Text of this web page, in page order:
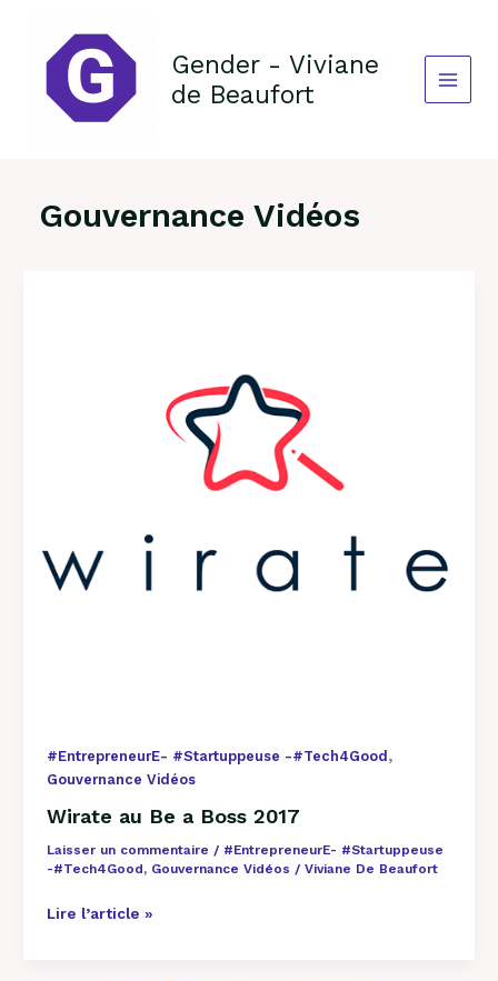
contenu
Gender - Viviane
de Beaufort
Gouvernance Vidéos
#EntrepreneurE- #Startuppeuse -#Tech4Good ,
Gouvernance Vidéos
Wirate au Be a Boss 2017
Laisser un commentaire / #EntrepreneurE- #Startuppeuse
-#Tech4Good, Gouvernance Vidéos / Viviane De Beaufort
Lire l’article »